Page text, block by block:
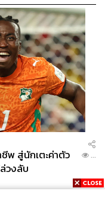
พ สู่นักเตะค่าตัว
วงลับ
...